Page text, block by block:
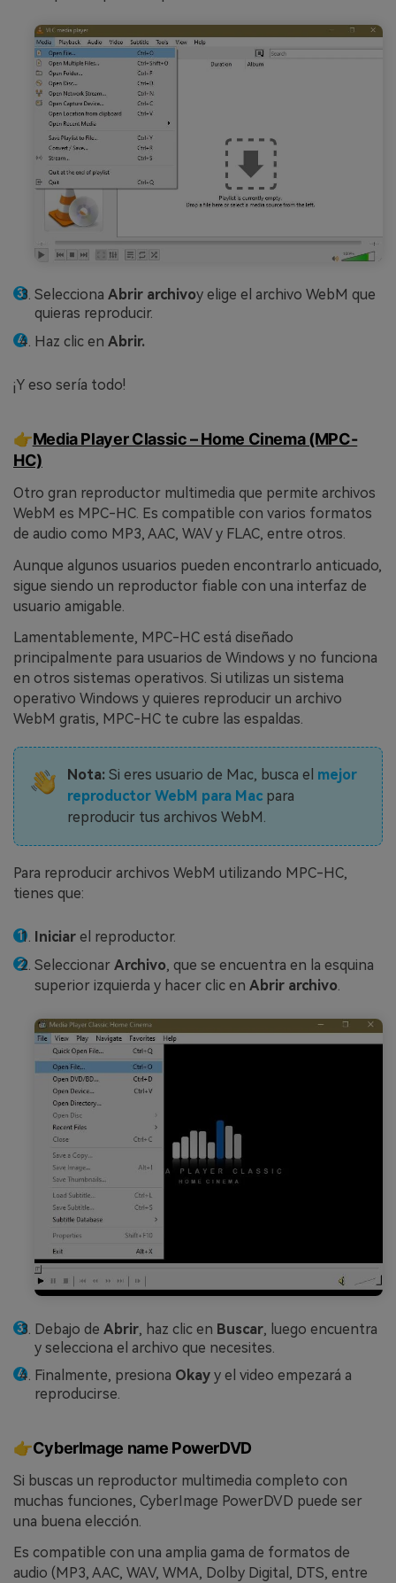
Selecciona Abrir archivoy elige el archivo WebM que
quieras reproducir.
Haz clic en Abrir.
¡Y eso sería todo!
👉Media Player Classic – Home Cinema (MPC-
HC)
Otro gran reproductor multimedia que permite archivos
WebM es MPC-HC. Es compatible con varios formatos
de audio como MP3, AAC, WAV y FLAC, entre otros.
Aunque algunos usuarios pueden encontrarlo anticuado,
sigue siendo un reproductor fiable con una interfaz de
usuario amigable.
Lamentablemente, MPC-HC está diseñado
principalmente para usuarios de Windows y no funciona
en otros sistemas operativos. Si utilizas un sistema
operativo Windows y quieres reproducir un archivo
WebM gratis, MPC-HC te cubre las espaldas.
Nota:Si eres usuario de Mac, busca el mejor
reproductor WebM para Macpara
reproducir tus archivos WebM.
Para reproducir archivos WebM utilizando MPC-HC,
tienes que:
Iniciar el reproductor.
Seleccionar Archivo, que se encuentra en la esquina
superior izquierda y hacer clic en Abrir archivo.
Debajo de Abrir, haz clic en Buscar, luego encuentra
y selecciona el archivo que necesites.
Finalmente, presiona Okay y el video empezará a
reproducirse.
👉CyberImage name PowerDVD
Si buscas un reproductor multimedia completo con
muchas funciones, CyberImage PowerDVD puede ser
una buena elección.
Es compatible con una amplia gama de formatos de
audio (MP3, AAC, WAV, WMA, Dolby Digital, DTS, entre